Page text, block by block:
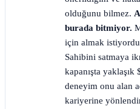
olduğunu bilmez.
burada bitmiyor.
için almak istiyordu
Sahibini satmaya
kapanışta
deneyim onu alan
kariyerine